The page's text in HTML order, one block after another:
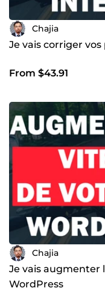
Chajia
Je vais corriger
From $43.91
Chajia
Je vais augmenter
WordPress